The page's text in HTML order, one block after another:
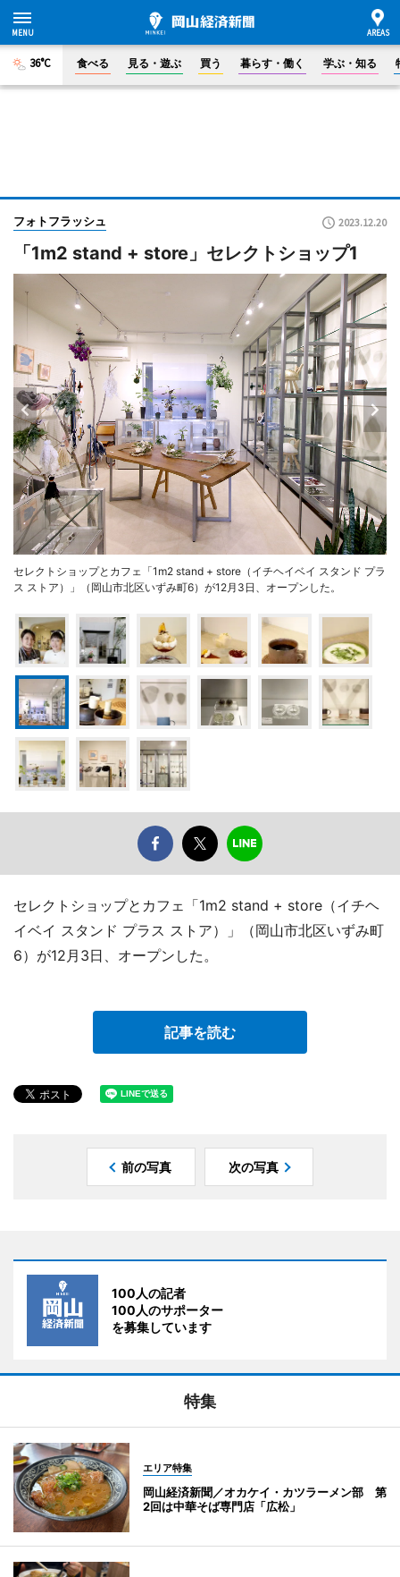
36°C 食べる 見る・遊ぶ 買う 暮らす・働く 学ぶ・知る
フォトフラッシュ 2023.12.20
「1m2 stand + store」セレクトショップ1
セレクトショップとカフェ「1m2 stand + store（イチヘイベイ スタンド プラ
ス ストア）」（岡山市北区いずみ町6）が12月3日、オープンした。
セレクトショップとカフェ「1m2 stand + store（イチヘ
イベイ スタンド プラス ストア）」（岡山市北区いずみ町
6）が12月3日、オープンした。
記事を読む
前の写真 次の写真
100人の記者
100人のサポーター
を募集しています
特集
エリア特集
岡山経済新聞／オカケイ・カツラーメン部 第
2回は中華そば専門店「広松」